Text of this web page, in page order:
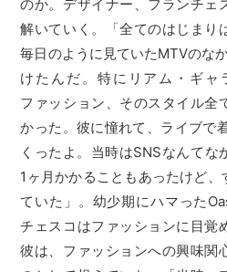
のか。デザイナー、フランチェ
解いていく。「全てのはじまり
毎日のように見ていたMTVのな
けたんだ。特にリアム・ギャ
ファッション、そのスタイル全
かった。彼に憧れて、ライブで
くったよ。当時はSNSなんてな
1ヶ月かかることもあったけど
ていた」。幼少期にハマった
チェスコはファッションに目覚
彼は、ファッションへの興味関